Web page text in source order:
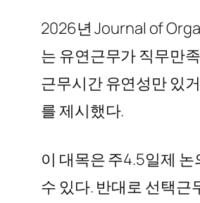
2026년 Journal of
는 유연근무가 직무만
근무시간 유연성만 있
를 제시했다.
이 대목은 주4.5일제
수 있다. 반대로 선택근